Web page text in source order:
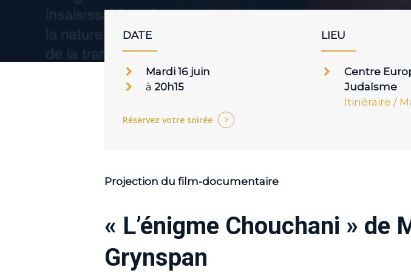
Appuyer sur Entrer ou ESC pour fermer
DATE
Mardi 16 juin
à 20h15
Réservez votre soirée
LIEU
Centre
Judaïsme
Itinéraire /
Projection du film-documentaire
« L’énigme Chouchani » de
Grynspan